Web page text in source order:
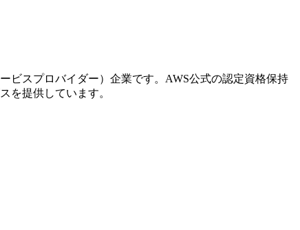
ビスプロバイダー）企業です。AWS公式の認定資格保持
を提供しています。